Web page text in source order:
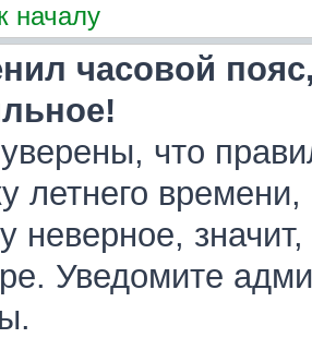
началу
часовой
что
летнего
неверное,
Уведомите